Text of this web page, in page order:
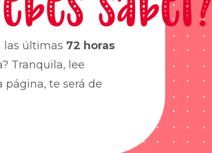
las últimas 72 horas
Tranquila, lee
te será de